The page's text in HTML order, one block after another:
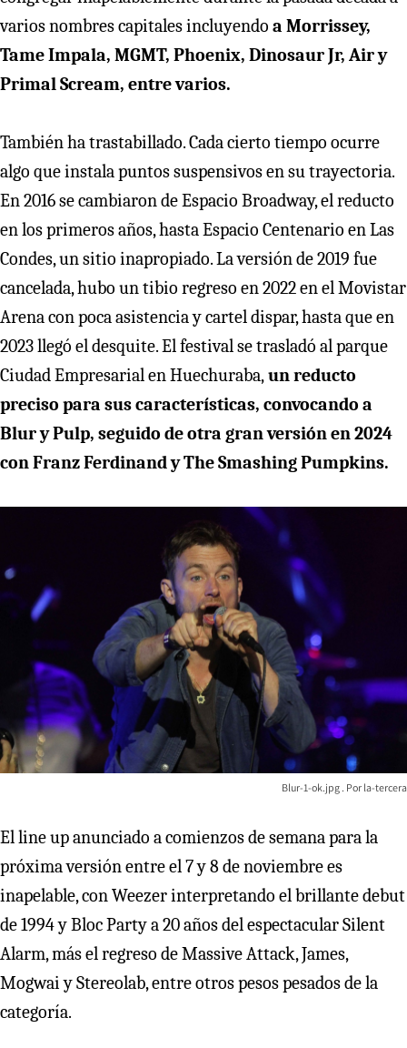
varios nombres capitales incluyendo a Morrissey,
Tame Impala, MGMT, Phoenix, Dinosaur Jr, Air y
Primal Scream, entre varios.
También ha trastabillado. Cada cierto tiempo ocurre
algo que instala puntos suspensivos en su trayectoria.
En 2016 se cambiaron de Espacio Broadway, el reducto
en los primeros años, hasta Espacio Centenario en Las
Condes, un sitio inapropiado. La versión de 2019 fue
cancelada, hubo un tibio regreso en 2022 en el Movistar
Arena con poca asistencia y cartel dispar, hasta que en
2023 llegó el desquite. El festival se trasladó al parque
Ciudad Empresarial en Huechuraba,un reducto
preciso para sus características, convocando a
Blur y Pulp, seguido de otra gran versión en 2024
con Franz Ferdinand y The Smashing Pumpkins.
Blur-1-ok.jpg la-tercera
El line up anunciado a comienzos de semana para la
próxima versión entre el 7 y 8 de noviembre es
inapelable, con Weezer interpretando el brillante debut
de 1994 y Bloc Party a 20 años del espectacular Silent
Alarm, más el regreso de Massive Attack, James,
Mogwai y Stereolab, entre otros pesos pesados de la
categoría.